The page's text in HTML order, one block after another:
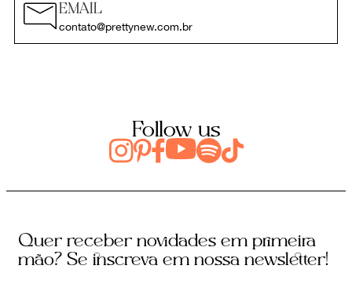
EMAIL
contato@prettynew.com.br
Follow us
Quer receber novidades em primeira
mão? Se inscreva em nossa newsletter!